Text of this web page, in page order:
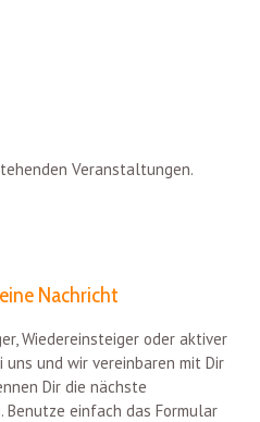
Veranstaltungen.
Nachricht
Wiedereinsteiger oder aktiver
und wir vereinbaren mit Dir
Dir die nächste
Benutze einfach das Formular